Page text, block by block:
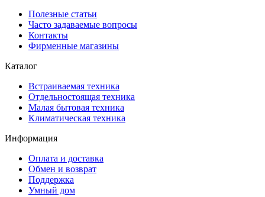
Полезные статьи
Часто задаваемые вопросы
Контакты
Фирменные магазины
Каталог
Встраиваемая техника
Отдельностоящая техника
Малая бытовая техника
Климатическая техника
Информация
Оплата и доставка
Обмен и возврат
Поддержка
Умный дом